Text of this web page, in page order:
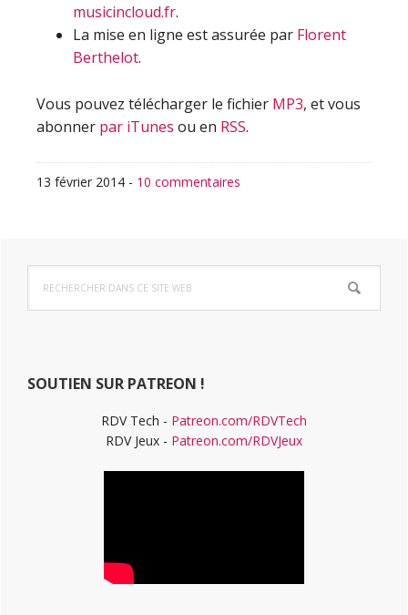
musicincloud.fr.
La mise en ligne est assurée par Florent
Berthelot.
Vous pouvez télécharger le fichier MP3, et vous
abonner par iTunes ou en RSS.
13 février 2014 - 10 commentaires
Barre
latérale
dans
ce
SOUTIEN SUR PATREON !
RDV Tech - Patreon.com/RDVTech
RDV Jeux - Patreon.com/RDVJeux